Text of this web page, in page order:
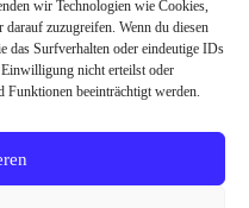
wir Technologien wie Cookies,
zuzugreifen. Wenn du diesen
das Surfverhalten oder eindeutige IDs
Einwilligung nicht erteilst oder
Funktionen beeinträchtigt werden.
ki readiness check
unternehmen